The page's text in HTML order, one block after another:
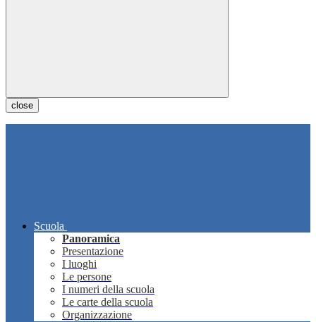
close
Scuola
Panoramica
Presentazione
I luoghi
Le persone
I numeri della scuola
Le carte della scuola
Organizzazione